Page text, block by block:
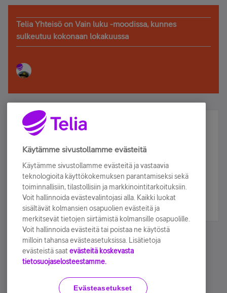
Telia Yhteisö on Vain luku -moodissa, kunnes
sulkeutuu kokonaan lokakuussa
Älä jää paitsi – osallistu ja voita!
Tilaa Telian uutiskirje ja olet mukana arvonnassa.
sähköpostiisi.
Tilaa nyt
Käyttöehdot Accessibility statement
Käytämme sivustollamme evästeitä
Käytämme sivustollamme evästeitä ja vastaavia
teknologioita käyttökokemuksen parantamiseksi sekä
toiminnallisiin, tilastollisiin ja markkinointitarkoituksiin.
Voit hallinnoida evästevalintojasi alla. Kaikki luokat
sisältävät kolmansien osapuolien evästeitä ja
merkitsevät tietojen siirtämistä kolmansille osapuolille.
Voit hallinnoida evästeitä tai poistaa ne käytöstä
milloin tahansa evästeasetuksissa. Lisätietoja
evästeistä saat evästeitä koskevasta
tietosuojaselosteestamme.
Evästeasetukset